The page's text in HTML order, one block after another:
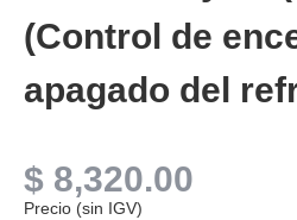
(Control de
apagado del
$ 8,320.00
Precio (sin IGV)